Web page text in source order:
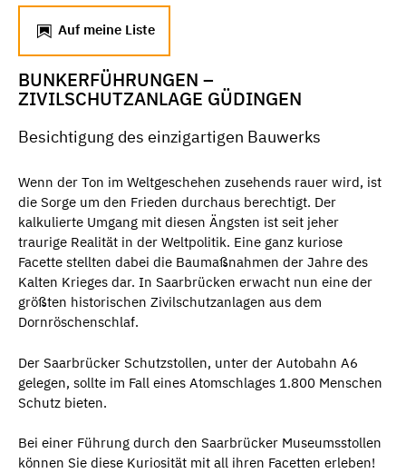
Auf meine Liste
BUNKERFÜHRUNGEN –
ZIVILSCHUTZANLAGE GÜDINGEN
Besichtigung des einzigartigen Bauwerks
Wenn der Ton im Weltgeschehen zusehends rauer wird, ist
die Sorge um den Frieden durchaus berechtigt. Der
kalkulierte Umgang mit diesen Ängsten ist seit jeher
traurige Realität in der Weltpolitik. Eine ganz kuriose
Facette stellten dabei die Baumaßnahmen der Jahre des
Kalten Krieges dar. In Saarbrücken erwacht nun eine der
größten historischen Zivilschutzanlagen aus dem
Dornröschenschlaf.
Der Saarbrücker Schutzstollen, unter der Autobahn A6
gelegen, sollte im Fall eines Atomschlages 1.800 Menschen
Schutz bieten.
Bei einer Führung durch den Saarbrücker Museumsstollen
können Sie diese Kuriosität mit all ihren Facetten erleben!